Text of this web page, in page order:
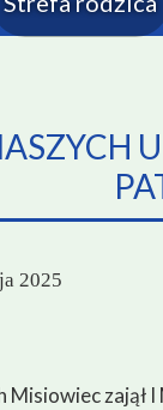
2025
Misiowiec zajął I